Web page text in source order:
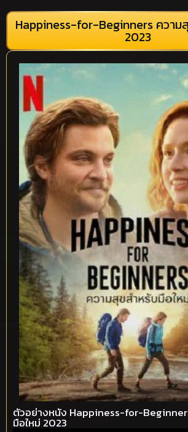
Happiness-for-Beginners ความ
2023
ตัวอย่างหนัง Happiness-for-
มือใหม่ 2023